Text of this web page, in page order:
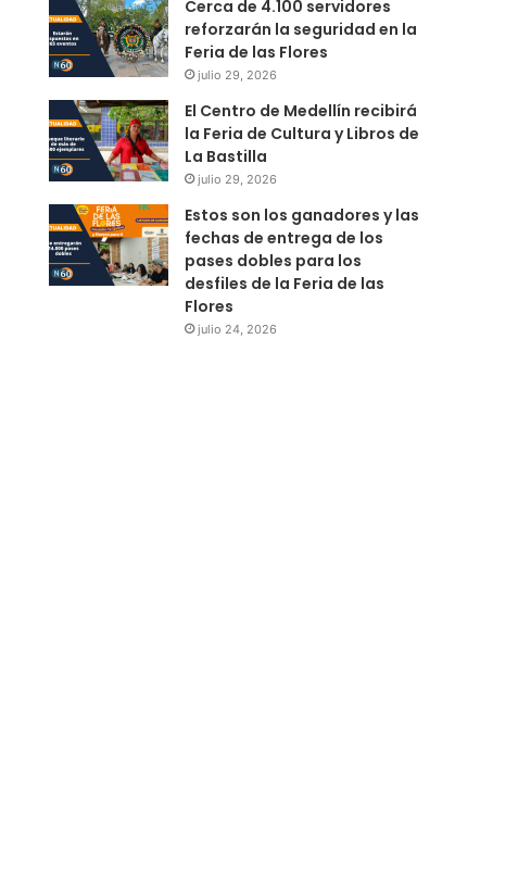
Cerca de 4.100 servidores
reforzarán la seguridad en la
Feria de las Flores
julio 29, 2026
El Centro de Medellín recibirá
la Feria de Cultura y Libros de
La Bastilla
julio 29, 2026
Estos son los ganadores y las
fechas de entrega de los
pases dobles para los
desfiles de la Feria de las
Flores
julio 24, 2026